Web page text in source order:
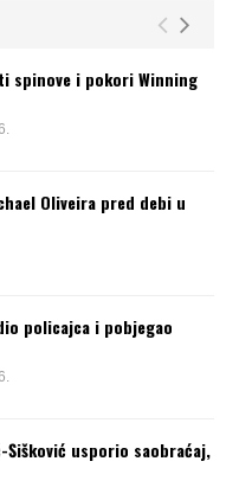
spinove i pokori Winning
Oliveira pred debi u
policajca i pobjegao
usporio saobraćaj,